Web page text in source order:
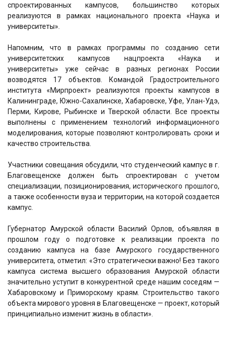
спроектированных кампусов, большинство которых
реализуются в рамках национального проекта «Наука и
университеты».
Напомним, что в рамках программы по созданию сети
университетских кампусов нацпроекта «Наука и
университеты» уже сейчас в разных регионах России
возводятся 17 объектов. Командой Градостроительного
института «Мирпроект» реализуются проекты кампусов в
Калининграде, Южно-Сахалинске, Хабаровске, Уфе, Улан-Удэ,
Перми, Кирове, Рыбинске и Тверской области. Все проекты
выполнены с применением технологий информационного
моделирования, которые позволяют контролировать сроки и
качество строительства.
Участники совещания обсудили, что студенческий кампус в г.
Благовещенске должен быть спроектирован с учетом
специализации, позиционирования, исторического прошлого,
а также особенности вуза и территории, на которой создается
кампус.
Губернатор Амурской области Василий Орлов, объявляя в
прошлом году о подготовке к реализации проекта по
созданию кампуса на базе Амурского государственного
университета, отметил: «Это стратегически важно! Без такого
кампуса система высшего образования Амурской области
значительно уступит в конкурентной среде нашим соседям —
Хабаровскому и Приморскому краям. Строительство такого
объекта мирового уровня в Благовещенске — проект, который
принципиально изменит жизнь в области».